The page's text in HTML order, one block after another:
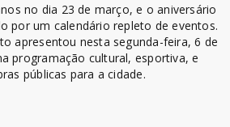
no dia 23 de março, e o aniversário
por um calendário repleto de eventos.
apresentou nesta segunda-feira, 6 de
programação cultural, esportiva, e
públicas para a cidade.